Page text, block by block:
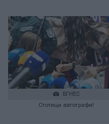
БГНЕС
Стотици автографи!